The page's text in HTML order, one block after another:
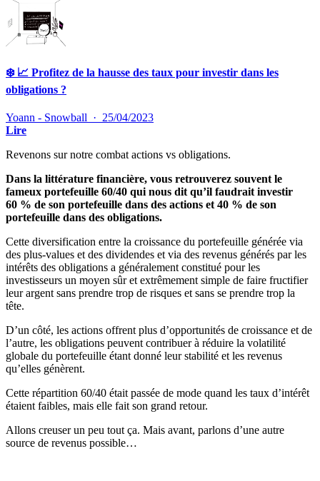
❄️ 📈 Profitez de la hausse des taux pour investir dans les
obligations ?
Yoann - Snowball · 25/04/2023
Lire
Revenons sur notre combat actions vs obligations.
Dans la littérature financière, vous retrouverez souvent le
fameux portefeuille 60/40 qui nous dit qu’il faudrait investir
60 % de son portefeuille dans des actions et 40 % de son
portefeuille dans des obligations.
Cette diversification entre la croissance du portefeuille générée via
des plus-values et des dividendes et via des revenus générés par les
intérêts des obligations a généralement constitué pour les
investisseurs un moyen sûr et extrêmement simple de faire fructifier
leur argent sans prendre trop de risques et sans se prendre trop la
tête.
D’un côté, les actions offrent plus d’opportunités de croissance et de
l’autre, les obligations peuvent contribuer à réduire la volatilité
globale du portefeuille étant donné leur stabilité et les revenus
qu’elles génèrent.
Cette répartition 60/40 était passée de mode quand les taux d’intérêt
étaient faibles, mais elle fait son grand retour.
Allons creuser un peu tout ça. Mais avant, parlons d’une autre
source de revenus possible…